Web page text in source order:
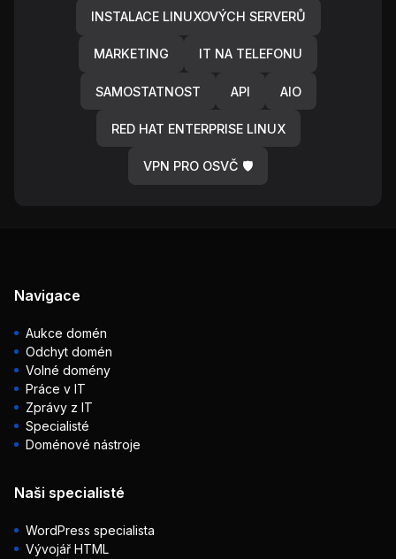
INSTALACE LINUXOVÝCH SERVERŮ
MARKETING IT NA TELEFONU
SAMOSTATNOST API AIO
RED HAT ENTERPRISE LINUX
VPN PRO OSVČ 🛡️
Navigace
Aukce domén
Odchyt domén
Volné domény
Práce v IT
Zprávy z IT
Specialisté
Doménové nástroje
Naši specialisté
WordPress specialista
Vývojář HTML